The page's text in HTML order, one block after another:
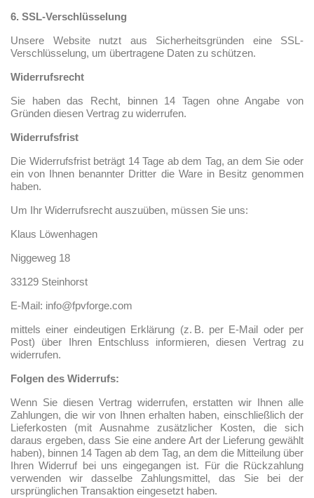
6. SSL-Verschlüsselung
Unsere Website nutzt aus Sicherheitsgründen eine SSL-
Verschlüsselung, um übertragene Daten zu schützen.
Widerrufsrecht
Sie haben das Recht, binnen 14 Tagen ohne Angabe von
Gründen diesen Vertrag zu widerrufen.
Widerrufsfrist
Die Widerrufsfrist beträgt 14 Tage ab dem Tag, an dem Sie oder
ein von Ihnen benannter Dritter die Ware in Besitz genommen
haben.
Um Ihr Widerrufsrecht auszuüben, müssen Sie uns:
Klaus Löwenhagen
Niggeweg 18
33129 Steinhorst
E-Mail: info@fpvforge.com
mittels einer eindeutigen Erklärung (z. B. per E-Mail oder per
Post) über Ihren Entschluss informieren, diesen Vertrag zu
widerrufen.
Folgen des Widerrufs:
Wenn Sie diesen Vertrag widerrufen, erstatten wir Ihnen alle
Zahlungen, die wir von Ihnen erhalten haben, einschließlich der
Lieferkosten (mit Ausnahme zusätzlicher Kosten, die sich
daraus ergeben, dass Sie eine andere Art der Lieferung gewählt
haben), binnen 14 Tagen ab dem Tag, an dem die Mitteilung über
Ihren Widerruf bei uns eingegangen ist. Für die Rückzahlung
verwenden wir dasselbe Zahlungsmittel, das Sie bei der
ursprünglichen Transaktion eingesetzt haben.